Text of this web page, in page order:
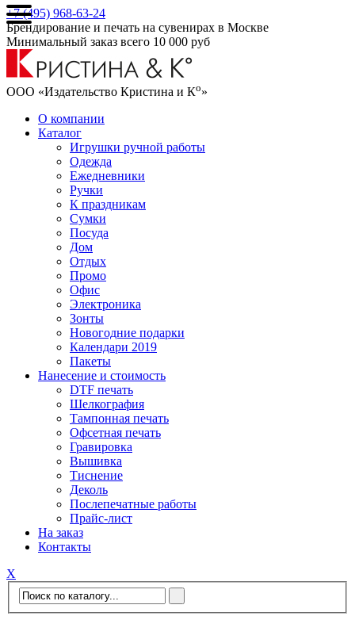
+7 (495) 968-63-24
Брендирование и печать на сувенирах в Москве
Минимальный заказ всего 10 000 руб
ООО «Издательство Кристина и Ко»
О компании
Каталог
Игрушки ручной работы
Одежда
Ежедневники
Ручки
К праздникам
Сумки
Посуда
Дом
Отдых
Промо
Офис
Электроника
Зонты
Новогодние подарки
Календари 2019
Пакеты
Нанесение и стоимость
DTF печать
Шелкография
Тампонная печать
Офсетная печать
Гравировка
Вышивка
Тиснение
Деколь
Послепечатные работы
Прайс-лист
На заказ
Контакты
Х